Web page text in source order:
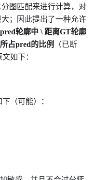
图匹配来进行计算，对
；因此提出了一种允许
轮廓中 \ 距离GT轮廓
占pred的比例
（已断
如下：
（可能）：